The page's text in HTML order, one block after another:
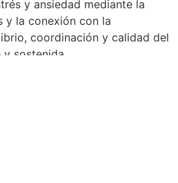
y ansiedad mediante la
y la conexión con la
coordinación y calidad del
sostenida.